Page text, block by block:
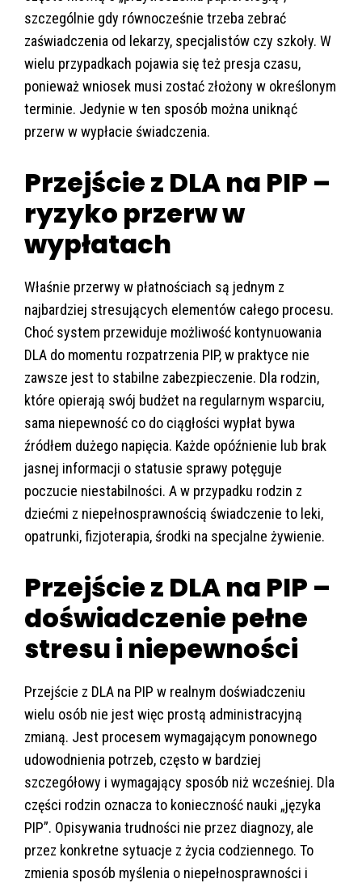
szczególnie gdy równocześnie trzeba zebrać
zaświadczenia od lekarzy, specjalistów czy szkoły. W
wielu przypadkach pojawia się też presja czasu,
ponieważ wniosek musi zostać złożony w określonym
terminie. Jedynie w ten sposób można uniknąć
przerw w wypłacie świadczenia.
Przejście z DLA na PIP –
ryzyko przerw w
wypłatach
Właśnie przerwy w płatnościach są jednym z
najbardziej stresujących elementów całego procesu.
Choć system przewiduje możliwość kontynuowania
DLA do momentu rozpatrzenia PIP, w praktyce nie
zawsze jest to stabilne zabezpieczenie. Dla rodzin,
które opierają swój budżet na regularnym wsparciu,
sama niepewność co do ciągłości wypłat bywa
źródłem dużego napięcia. Każde opóźnienie lub brak
jasnej informacji o statusie sprawy potęguje
poczucie niestabilności. A w przypadku rodzin z
dziećmi z niepełnosprawnością świadczenie to leki,
opatrunki, fizjoterapia, środki na specjalne żywienie.
Przejście z DLA na PIP –
doświadczenie pełne
stresu i niepewności
Przejście z DLA na PIP w realnym doświadczeniu
wielu osób nie jest więc prostą administracyjną
zmianą. Jest procesem wymagającym ponownego
udowodnienia potrzeb, często w bardziej
szczegółowy i wymagający sposób niż wcześniej. Dla
części rodzin oznacza to konieczność nauki „języka
PIP”. Opisywania trudności nie przez diagnozy, ale
przez konkretne sytuacje z życia codziennego. To
zmienia sposób myślenia o niepełnosprawności i